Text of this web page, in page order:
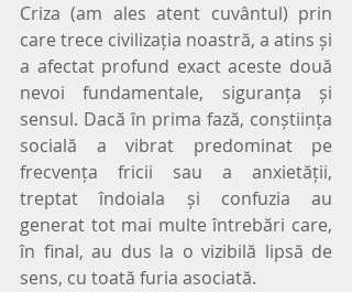
Criza (am ales atent cuvântul) prin
care trece civilizația noastră, a atins și
a afectat profund exact aceste două
nevoi fundamentale, siguranța și
sensul. Dacă în prima fază, conștiința
socială a vibrat predominat pe
frecvența fricii sau a anxietății,
treptat îndoiala și confuzia au
generat tot mai multe întrebări care,
în final, au dus la o vizibilă lipsă de
sens, cu toată furia asociată.